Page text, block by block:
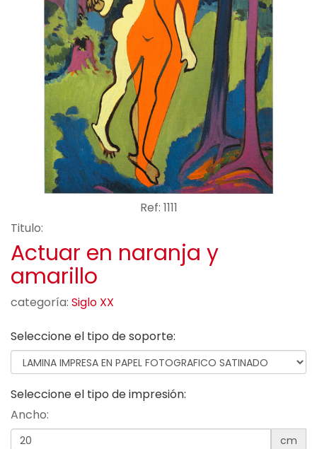
Ref: 1111
Titulo:
Actuar en naranja y
amarillo
categoría: Siglo XX
Seleccione el tipo de soporte:
Seleccione el tipo de impresión:
Ancho:
cm